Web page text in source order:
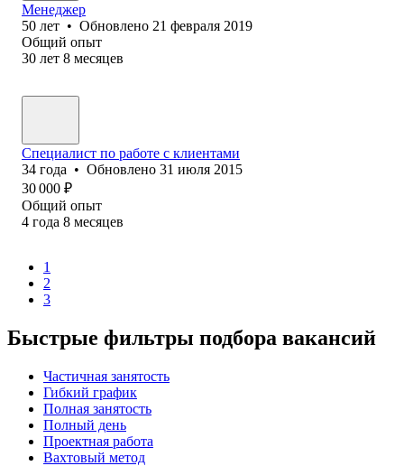
Менеджер
50 лет • Обновлено 21 февраля 2019
Общий опыт
30 лет 8 месяцев
Специалист по работе с клиентами
34 года • Обновлено 31 июля 2015
30 000 ₽
Общий опыт
4 года 8 месяцев
1
2
3
Быстрые фильтры подбора вакансий
Частичная занятость
Гибкий график
Полная занятость
Полный день
Проектная работа
Вахтовый метод